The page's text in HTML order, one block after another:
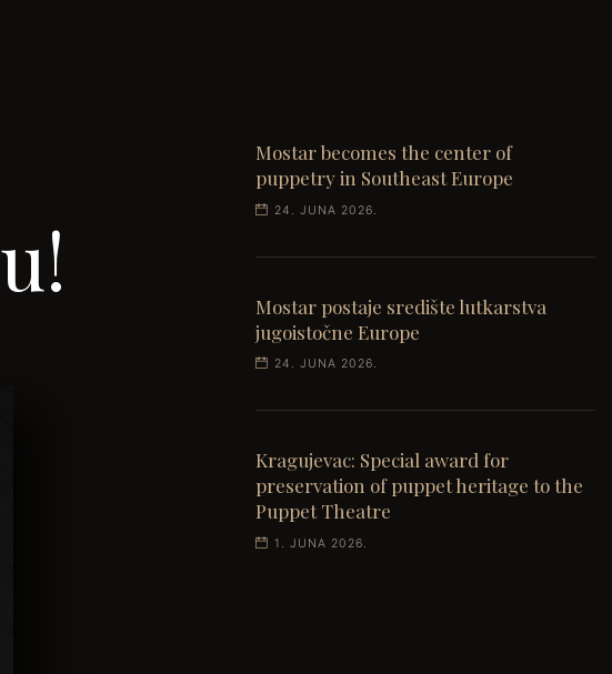
Mostar becomes the center of
puppetry in Southeast Europe
24. JUNA 2026.
Mostar postaje središte lutkarstva
jugoistočne Europe
24. JUNA 2026.
Kragujevac: Special award for
preservation of puppet heritage to the
Puppet Theatre
1. JUNA 2026.